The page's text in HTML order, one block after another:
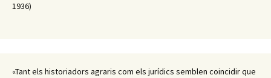
1936)
«Tant els historiadors agraris com els jurídics semblen coincidir que